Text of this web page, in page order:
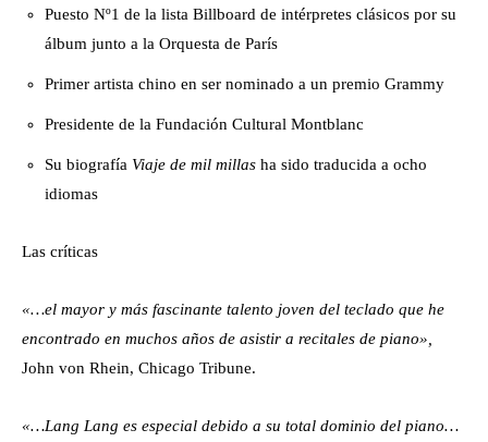
Puesto Nº1 de la lista Billboard de intérpretes clásicos por su
álbum junto a la Orquesta de París
Primer artista chino en ser nominado a un premio Grammy
Presidente de la Fundación Cultural Montblanc
Su biografía Viaje de mil millas ha sido traducida a ocho
idiomas
Las críticas
«…el mayor y más fascinante talento joven del teclado que he
encontrado en muchos años de asistir a recitales de piano»,
John von Rhein, Chicago Tribune.
«…Lang Lang es especial debido a su total dominio del piano…